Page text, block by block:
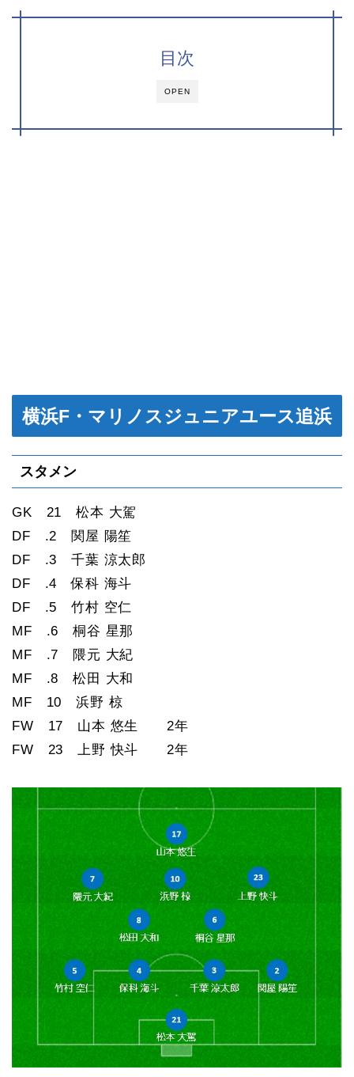
OPEN
目次
横浜F・マリノスジュニアユース追浜
スタメン
GK 21 松本 大駕
DF .2 関屋 陽笙
DF .3 千葉 涼太郎
DF .4 保科 海斗
DF .5 竹村 空仁
MF .6 桐⾕ 星那
MF .7 隈元 大紀
MF .8 松田 大和
MF 10 浜野 椋
FW 17 山本 悠生 2年
FW 23 上野 快斗 2年